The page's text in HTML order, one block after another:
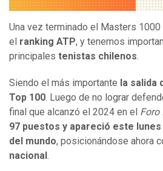
Una vez terminado el Masters
el ranking ATP, y tenemos
principales tenistas chilenos.
Siendo el más importante la salida
Top 100. Luego de no lograr
final que alcanzó el 2024 en el Foro
97 puestos y apareció este
del mundo, posicionándose ahora
nacional .